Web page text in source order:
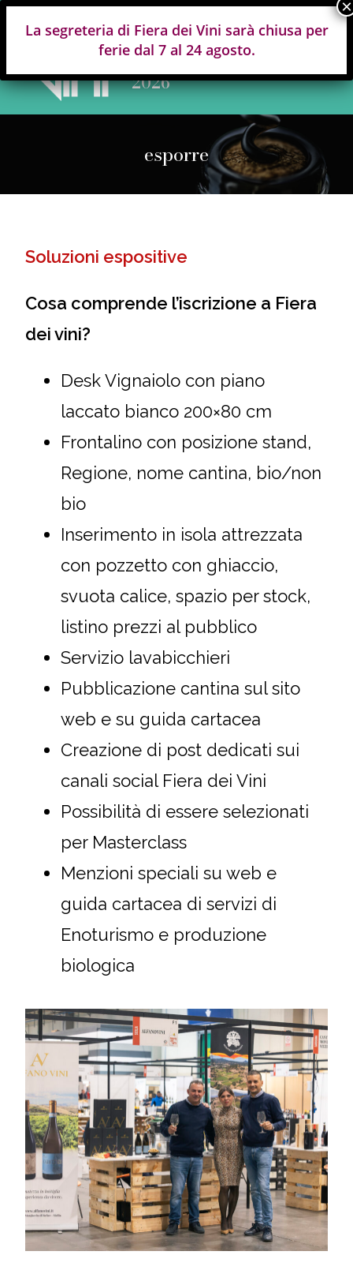
Piacenza
14-16
NOVEMBRE
2026
esporre
Soluzioni espositive
Cosa comprende l’iscrizione a Fiera
dei vini?
Desk Vignaiolo con piano
laccato bianco 200×80 cm
Frontalino con posizione stand,
Regione, nome cantina, bio/non
bio
Inserimento in isola attrezzata
con pozzetto con ghiaccio,
svuota calice, spazio per stock,
listino prezzi al pubblico
Servizio lavabicchieri
Pubblicazione cantina sul sito
web e su guida cartacea
Creazione di post dedicati sui
canali social Fiera dei Vini
Possibilità di essere selezionati
per Masterclass
Menzioni speciali su web e
guida cartacea di servizi di
Enoturismo e produzione
biologica
La segreteria di Fiera dei Vini sarà chiusa per
ferie dal 7 al 24 agosto.